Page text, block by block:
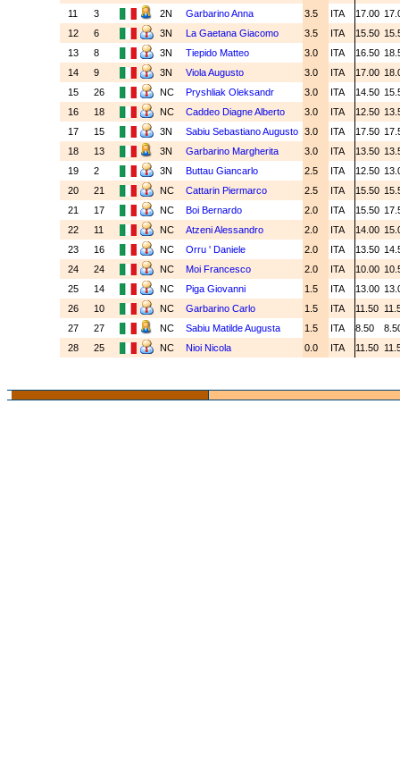
11
3 2N Garbarino Anna 3.5 ITA 17.00
12
6 3N La Gaetana Giacomo 3.5 ITA 15.50
13
8 3N Tiepido Matteo 3.0 ITA 16.50
14
9 3N Viola Augusto 3.0 ITA 17.00
15
26 NC Pryshliak Oleksandr 3.0 ITA 14.50
16
18 NC Caddeo Diagne Alberto 3.0 ITA 12.50
17
15 3N Sabiu Sebastiano Augusto 3.0 ITA 17.50
18
13 3N Garbarino Margherita 3.0 ITA 13.50
19
2 3N Buttau Giancarlo 2.5 ITA 12.50
20
21 NC Cattarin Piermarco 2.5 ITA 15.50
21
17 NC Boi Bernardo 2.0 ITA 15.50
22
11 NC Atzeni Alessandro 2.0 ITA 14.00
23
16 NC Orru ' Daniele 2.0 ITA 13.50
24
24 NC Moi Francesco 2.0 ITA 10.00
25
14 NC Piga Giovanni 1.5 ITA 13.00
26
10 NC Garbarino Carlo 1.5 ITA 11.50
27
27 NC Sabiu Matilde Augusta 1.5 ITA 8.50
28
25 NC Nioi Nicola 0.0 ITA 11.50